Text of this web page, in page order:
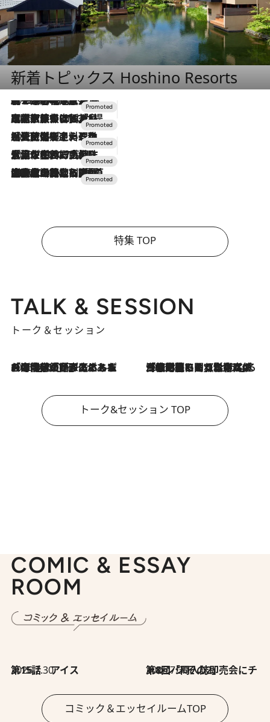
新着トピックス Hoshino Resorts
2026.8.7
【トンボの足水浴】ヒノキの香りに包まれて涼感マックス！約13℃の湧水かけ流しを避暑地「星野温泉 トンボの湯」で体験
2026.7.31
【ホテル帰省】という選択肢をOMOが提案。家族とほどよい距離を保つには「昼は実家、夜は気兼ねなくホテルで！」
2026.7.24
【夏限定ディナーコース】旬を迎える稚鮎や花ズッキーニなどをイタリア・トスカーナの郷土料理の手法で満喫！
2026.7.17
「土佐和ハーブかき氷」がOMO7高知に登場！生姜、山椒、大葉など目にも舌にも涼を呼ぶ郷土の味
2026.7.10
NEW OPEN！【界 草津】名湯の地に誕生。趣の異なる2種の温泉と上州ならではの会席・蕎麦割烹など美食を味わう究極の癒やし旅
特集 TOP
TALK & SESSION
トーク＆セッション
2026.8.3
「今後値上げがあるとすれば…」「リスクがあるのは今年の冬」エネルギー専門家が語る、ホルムズ海峡封鎖が家庭にもたらす“ある心配” 2026.8.3
「住宅建てられない…」「サーチャージ料の高値が続いている」ホルムズ海峡封鎖による影響はいつまで続く？《エネルギー専門家に聞く“どうなる日本の暮らし”》
トーク&セッション TOP
COMIC & ESSAY
ROOM
2026.7.30
第15話 アイス 2026.7.30
第8回「同人誌即売会にチャレンジ その2」
コミック＆エッセイルームTOP